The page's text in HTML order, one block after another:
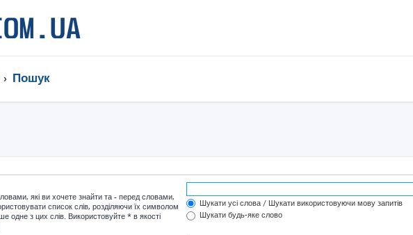
Пошук
які ви хочете знайти та - перед словами,
список слів, розділяючи їх символом
одне з цих слів. Використовуйте * в якості
Шукати усі слова / Шукати використовуючи мову запитів
Шукати будь-яке слово